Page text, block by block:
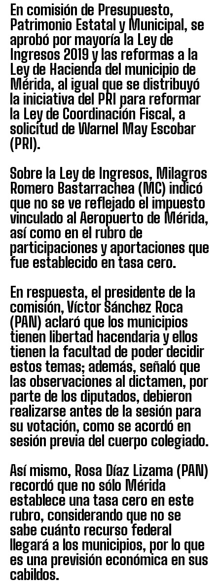
En comisión de Presupuesto,
Patrimonio Estatal y Municipal, se
aprobó por mayoría la Ley de
Ingresos 2019 y las reformas a la
Ley de Hacienda del municipio de
Mérida, al igual que se distribuyó
la iniciativa del PRI para reformar
la Ley de Coordinación Fiscal, a
solicitud de Warnel May Escobar
(PRI).
Sobre la Ley de Ingresos, Milagros
Romero Bastarrachea (MC) indicó
que no se ve reflejado el impuesto
vinculado al Aeropuerto de Mérida,
así como en el rubro de
participaciones y aportaciones que
fue establecido en tasa cero.
En respuesta, el presidente de la
comisión, Víctor Sánchez Roca
(PAN) aclaró que los municipios
tienen libertad hacendaria y ellos
tienen la facultad de poder decidir
estos temas; además, señaló que
las observaciones al dictamen, por
parte de los diputados, debieron
realizarse antes de la sesión para
su votación, como se acordó en
sesión previa del cuerpo colegiado.
Así mismo, Rosa Díaz Lizama (PAN)
recordó que no sólo Mérida
establece una tasa cero en este
rubro, considerando que no se
sabe cuánto recurso federal
llegará a los municipios, por lo que
es una previsión económica en sus
cabildos.